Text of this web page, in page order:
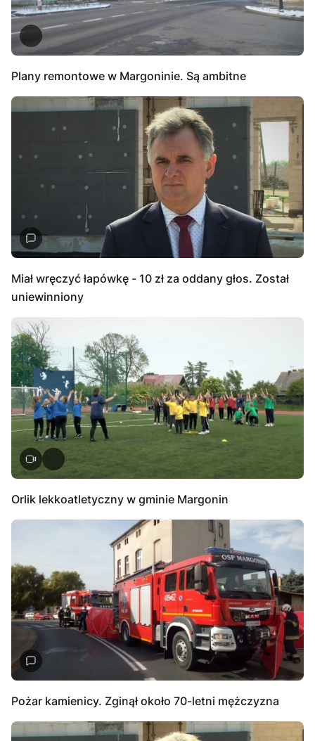
Plany remontowe w Margoninie. Są ambitne
Miał wręczyć łapówkę - 10 zł za oddany głos. Został
uniewinniony
Orlik lekkoatletyczny w gminie Margonin
Pożar kamienicy. Zginął około 70-letni mężczyzna